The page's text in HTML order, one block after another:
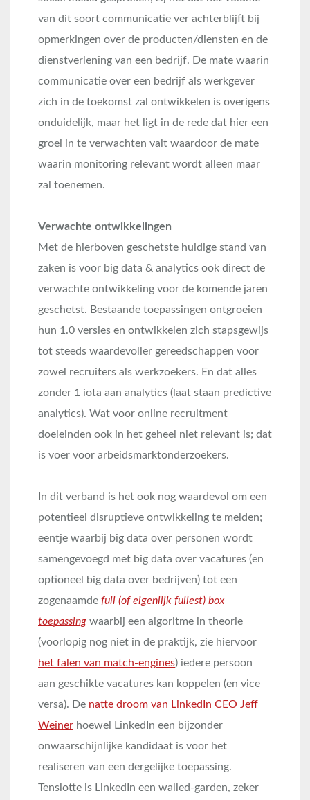
van dit soort communicatie ver achterblijft bij
opmerkingen over de producten/diensten en de
dienstverlening van een bedrijf. De mate waarin
communicatie over een bedrijf als werkgever
zich in de toekomst zal ontwikkelen is overigens
onduidelijk, maar het ligt in de rede dat hier een
groei in te verwachten valt waardoor de mate
waarin monitoring relevant wordt alleen maar
zal toenemen.
Verwachte ontwikkelingen
Met de hierboven geschetste huidige stand van
zaken is voor big data & analytics ook direct de
verwachte ontwikkeling voor de komende jaren
geschetst. Bestaande toepassingen ontgroeien
hun 1.0 versies en ontwikkelen zich stapsgewijs
tot steeds waardevoller gereedschappen voor
zowel recruiters als werkzoekers. En dat alles
zonder 1 iota aan analytics (laat staan predictive
analytics). Wat voor online recruitment
doeleinden ook in het geheel niet relevant is; dat
is voer voor arbeidsmarktonderzoekers.
In dit verband is het ook nog waardevol om een
potentieel disruptieve ontwikkeling te melden;
eentje waarbij big data over personen wordt
samengevoegd met big data over vacatures (en
optioneel big data over bedrijven) tot een
zogenaamde full (of eigenlijk fullest) box
toepassing waarbij een algoritme in theorie
(voorlopig nog niet in de praktijk, zie hiervoor
het falen van match-engines) iedere persoon
aan geschikte vacatures kan koppelen (en vice
versa). De natte droom van LinkedIn CEO Jeff
Weiner hoewel LinkedIn een bijzonder
onwaarschijnlijke kandidaat is voor het
realiseren van een dergelijke toepassing.
Tenslotte is LinkedIn een walled-garden, zeker